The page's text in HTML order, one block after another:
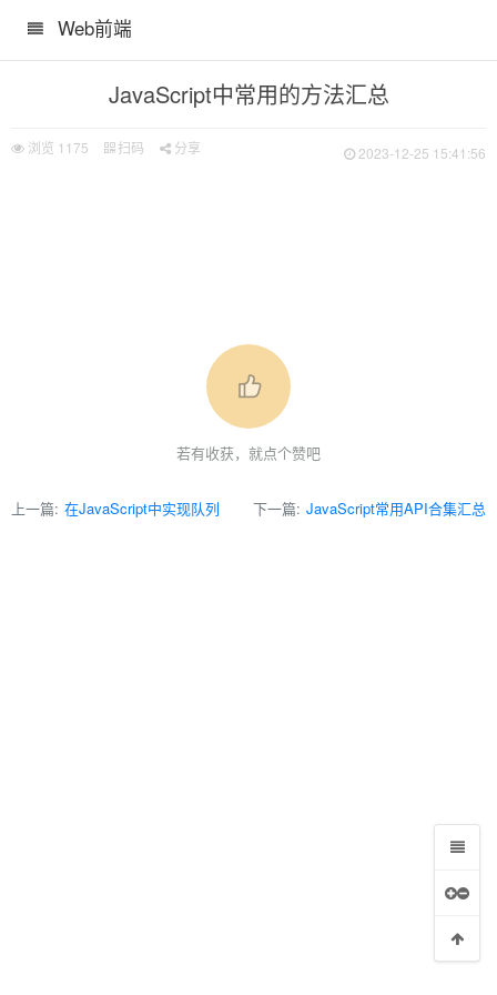
Web前端
JavaScript中常用的方法汇总
浏览 1175 扫码 分享 2023-12-25 15:41:56
若有收获，就点个赞吧
上一篇: 在JavaScript中实现队列 下一篇: JavaScript常用API合集汇总